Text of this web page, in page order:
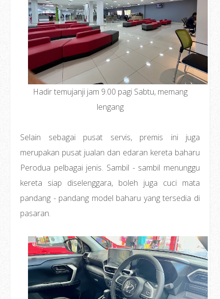
Hadir temujanji jam 9.00 pagi Sabtu, memang
lengang
Selain sebagai pusat servis, premis ini juga
merupakan pusat jualan dan edaran kereta baharu
Perodua pelbagai jenis. Sambil - sambil menunggu
kereta siap diselenggara, boleh juga cuci mata
pandang - pandang model baharu yang tersedia di
pasaran.